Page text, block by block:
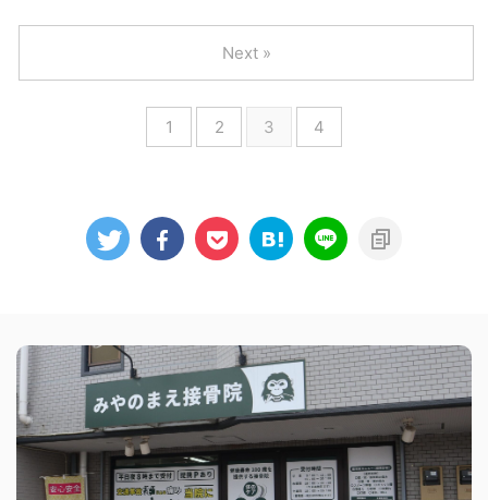
1 2 3 4
Next »